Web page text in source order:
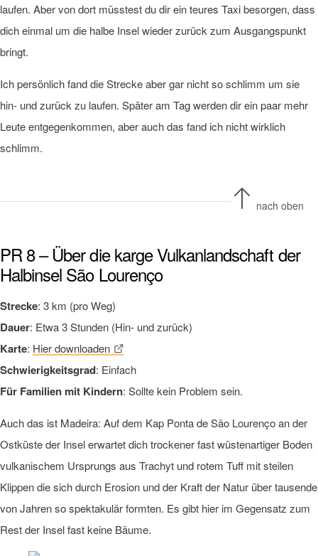
laufen. Aber von dort müsstest du dir ein teures Taxi besorgen, dass
dich einmal um die halbe Insel wieder zurück zum Ausgangspunkt
bringt.
Ich persönlich fand die Strecke aber gar nicht so schlimm um sie
hin- und zurück zu laufen. Später am Tag werden dir ein paar mehr
Leute entgegenkommen, aber auch das fand ich nicht wirklich
schlimm.
nach oben
PR 8 – Über die karge Vulkanlandschaft der
Halbinsel São Lourenço
Strecke: 3 km (pro Weg)
Dauer: Etwa 3 Stunden (Hin- und zurück)
Karte: Hier downloaden
Schwierigkeitsgrad: Einfach
Für Familien mit Kindern: Sollte kein Problem sein.
Auch das ist Madeira: Auf dem Kap Ponta de São Lourenço an der
Ostküste der Insel erwartet dich trockener fast wüstenartiger Boden
vulkanischem Ursprungs aus Trachyt und rotem Tuff mit steilen
Klippen die sich durch Erosion und der Kraft der Natur über tausende
von Jahren so spektakulär formten. Es gibt hier im Gegensatz zum
Rest der Insel fast keine Bäume.